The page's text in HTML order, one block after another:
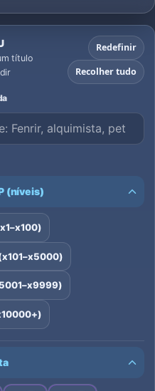
título
Redefinir
Recolher tudo
(níveis)